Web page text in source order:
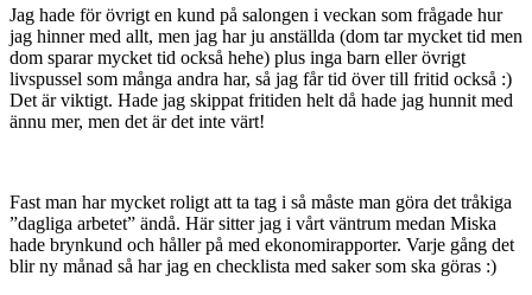
Jag hade för övrigt en kund på salongen i veckan som frågade hur
jag hinner med allt, men jag har ju anställda (dom tar mycket tid men
dom sparar mycket tid också hehe) plus inga barn eller övrigt
livspussel som många andra har, så jag får tid över till fritid också :)
Det är viktigt. Hade jag skippat fritiden helt då hade jag hunnit med
ännu mer, men det är det inte värt!
Fast man har mycket roligt att ta tag i så måste man göra det tråkiga
”dagliga arbetet” ändå. Här sitter jag i vårt väntrum medan Miska
hade brynkund och håller på med ekonomirapporter. Varje gång det
blir ny månad så har jag en checklista med saker som ska göras :)